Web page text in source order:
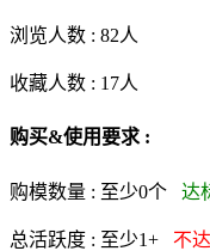
浏览人数 : 82人
收藏人数 : 17人
购买&使用要求 :
购模数量 : 至少0个 达
总活跃度 : 至少1+ 不